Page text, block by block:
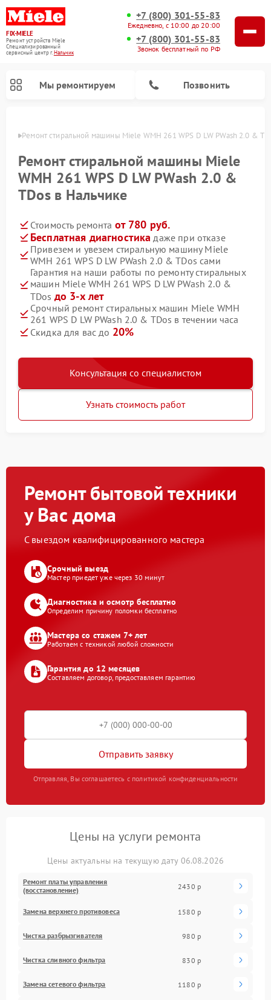
FIX-MIELE
Ремонт устройств Miele
Специализированный
cервисный центр г.Нальчик
+7 (800) 301-55-83
Ежедневно, с 10:00 до 20:00
+7 (800) 301-55-83
Звонок бесплатный по РФ
Мы ремонтируем Позвонить
Ремонт стиральной машины Miele WMH 261 WPS D LW PWash 2.0 &
Ремонт стиральной машины Miele
WMH 261 WPS D LW PWash 2.0 &
TDos в Нальчике
Стоимость ремонта от 780 руб.
Бесплатная диагностика даже при отказе
Привезем и увезем стиральную машину Miele
WMH 261 WPS D LW PWash 2.0 & TDos сами
Гарантия на наши работы по ремонту стиральных
машин Miele WMH 261 WPS D LW PWash 2.0 &
TDos до 3-х лет
Срочный ремонт стиральных машин Miele WMH
261 WPS D LW PWash 2.0 & TDos в течении часа
Скидка для вас до 20%
Консультация со специалистом
Узнать стоимость работ
Ремонт бытовой техники
у Вас дома
С выездом квалифицированного мастера
Срочный выезд
Мастер приедет уже через 30 минут
Диагностика и осмотр бесплатно
Определим причину поломки бесплатно
Мастера со стажем 7+ лет
Работаем с техникой любой сложности
Гарантия до 12 месяцев
Составляем договор, предоставляем гарантию
Отправить заявку
Отправляя, Вы соглашаетесь с политикой конфиденциальности
Цены на услуги ремонта
Цены актуальны на текущую дату 06.08.2026
Ремонт платы управления
(восстановление)
2430 р
Замена верхнего противовеса 1580 р
Чистка разбрызгивателя 980 р
Чистка сливного фильтра 830 р
Замена сетевого фильтра 1180 р